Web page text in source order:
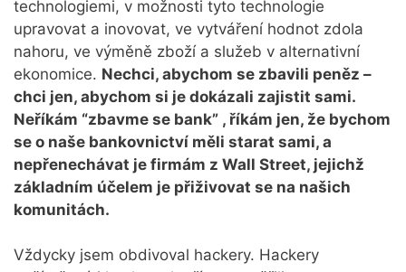
technologiemi, v možnosti tyto technologie
upravovat a inovovat, ve vytváření hodnot zdola
nahoru, ve výměně zboží a služeb v alternativní
ekonomice. Nechci, abychom se zbavili peněz –
chci jen, abychom si je dokázali zajistit sami.
Neříkám “zbavme se bank” , říkám jen, že bychom
se o naše bankovnictví měli starat sami, a
nepřenechávat je firmám z Wall Street, jejichž
základním účelem je přiživovat se na našich
komunitách.
Vždycky jsem obdivoval hackery. Hackery